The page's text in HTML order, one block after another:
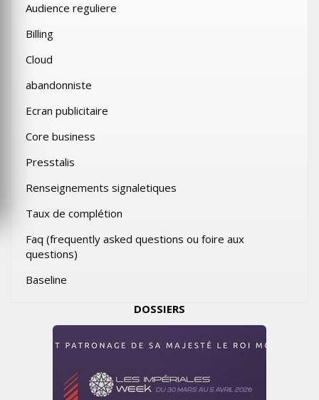
Audience reguliere
Billing
Cloud
abandonniste
Ecran publicitaire
Core business
Presstalis
Renseignements signaletiques
Taux de complétion
Faq (frequently asked questions ou foire aux
questions)
Baseline
DOSSIERS